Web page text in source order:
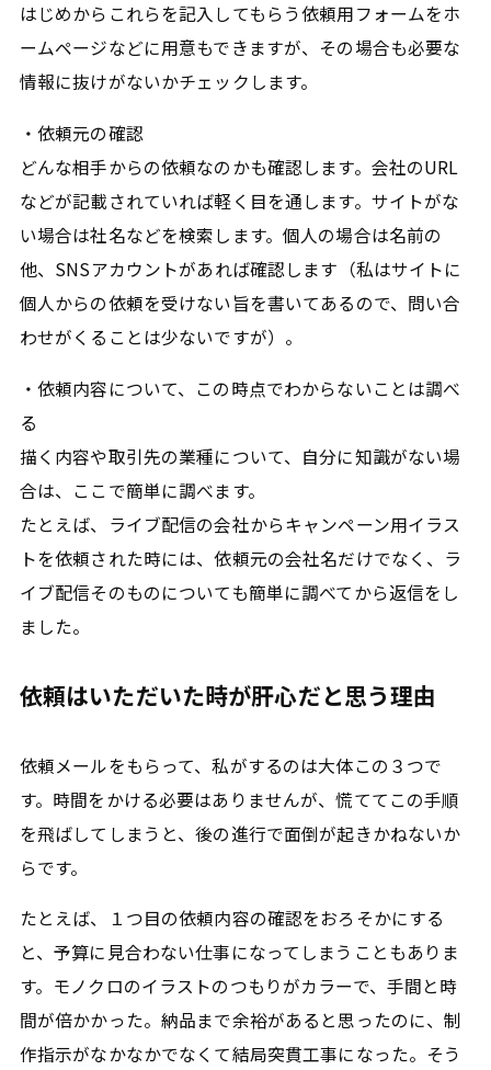
はじめからこれらを記入してもらう依頼用フォームをホ
ームページなどに用意もできますが、その場合も必要な
情報に抜けがないかチェックします。
・依頼元の確認
どんな相手からの依頼なのかも確認します。会社のURL
などが記載されていれば軽く目を通します。サイトがな
い場合は社名などを検索します。個人の場合は名前の
他、SNSアカウントがあれば確認します（私はサイトに
個人からの依頼を受けない旨を書いてあるので、問い合
わせがくることは少ないですが）。
・依頼内容について、この時点でわからないことは調べ
る
描く内容や取引先の業種について、自分に知識がない場
合は、ここで簡単に調べます。
たとえば、ライブ配信の会社からキャンペーン用イラス
トを依頼された時には、依頼元の会社名だけでなく、ラ
イブ配信そのものについても簡単に調べてから返信をし
ました。
依頼はいただいた時が肝心だと思う理由
依頼メールをもらって、私がするのは大体この３つで
す。時間をかける必要はありませんが、慌ててこの手順
を飛ばしてしまうと、後の進行で面倒が起きかねないか
らです。
たとえば、１つ目の依頼内容の確認をおろそかにする
と、予算に見合わない仕事になってしまうこともありま
す。モノクロのイラストのつもりがカラーで、手間と時
間が倍かかった。納品まで余裕があると思ったのに、制
作指示がなかなかでなくて結局突貫工事になった。そう